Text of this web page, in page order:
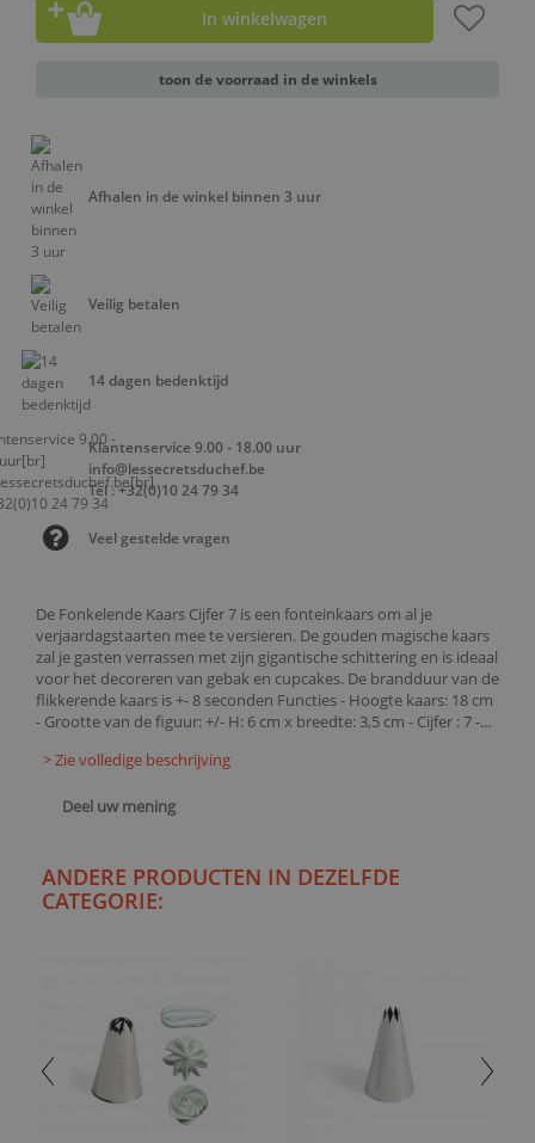
De Fonkelende Kaars Cijfer 7 is een fonteinkaars om al je
verjaardagstaarten mee te versieren. De gouden magische kaars
zal je gasten verrassen met zijn gigantische schittering en is ideaal
voor het decoreren van gebak en cupcakes. De brandduur van de
flikkerende kaars is +- 8 seconden Functies - Hoogte kaars: 18 cm
- Grootte van de figuur: +/- H: 6 cm x breedte: 3,5 cm - Cijfer : 7 -...
> Zie volledige beschrijving
Deel uw mening
In winkelwagen
toon de voorraad in de winkels
Afhalen in de winkel binnen 3 uur
Veilig betalen
14 dagen bedenktijd
Klantenservice 9.00 - 18.00 uur
info@lessecretsduchef.be
Tel : +32(0)10 24 79 34
Veel gestelde vragen
ANDERE PRODUCTEN IN DEZELFDE
CATEGORIE: